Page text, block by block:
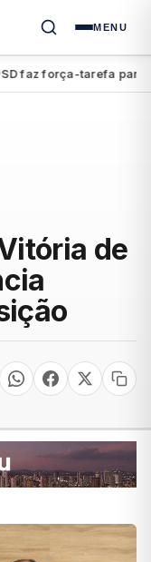
MENU
força-tarefa para
de